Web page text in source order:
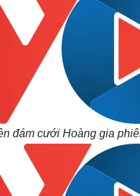
đám cưới Hoàng gia